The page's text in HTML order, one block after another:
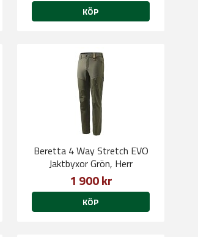
KÖP
Beretta 4 Way Stretch EVO
Jaktbyxor Grön, Herr
1 900 kr
KÖP